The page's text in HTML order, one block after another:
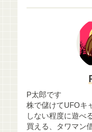
P太郎です
株で儲けてUFOキ
しない程度に遊べ
買える、タワマン